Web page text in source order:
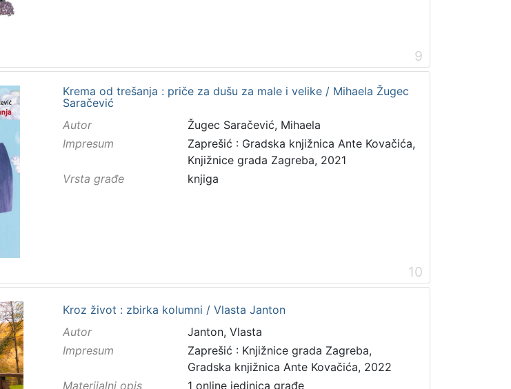
9
Krema od trešanja : priče za dušu za male i velike / Mihaela Žugec
Saračević
Autor
Žugec Saračević, Mihaela
Impresum
Zaprešić : Gradska knjižnica Ante Kovačića,
Knjižnice grada Zagreba, 2021
Vrsta građe
knjiga
10
Kroz život : zbirka kolumni / Vlasta Janton
Autor
Janton, Vlasta
Impresum
Zaprešić : Knjižnice grada Zagreba,
Gradska knjižnica Ante Kovačića, 2022
Materijalni opis
1 online jedinica građe